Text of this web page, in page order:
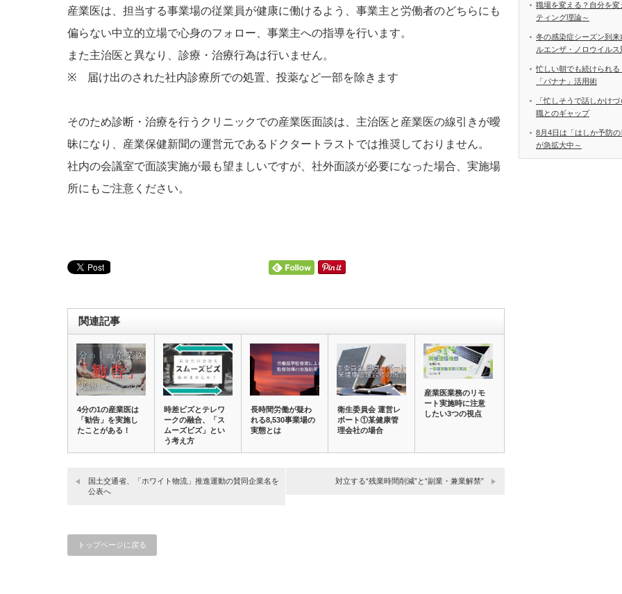
産業医は、担当する事業場の従業員が健康に働けるよう、事業主と労働者のどちらにも
偏らない中立的立場で心身のフォロー、事業主への指導を行います。
また主治医と異なり、診療・治療行為は行いません。
※ 届け出のされた社内診療所での処置、投薬など一部を除きます
そのため診断・治療を行うクリニックでの産業医面談は、主治医と産業医の線引きが曖
昧になり、産業保健新聞の運営元であるドクタートラストでは推奨しておりません。
社内の会議室で面談実施が最も望ましいですが、社外面談が必要になった場合、実施場
所にもご注意ください。
関連記事
4分の1の産業医は
「勧告」を実施し
たことがある！
時差ビズとテレワ
ークの融合、「ス
ムーズビズ」とい
う考え方
長時間労働が疑わ
れる8,530事業場の
実態とは
衛生委員会 運営レ
ポート①某健康管
理会社の場合
産業医業務のリモ
ート実施時に注意
したい3つの視点
国土交通省、「ホワイト物流」推進運動の賛同企業名を
公表へ
対立する“残業時間削減”と“副業・兼業解禁”
トップページに戻る
職場を変える？自分を
ティング理論～
冬の感染症シーズン到
ルエンザ・ノロウイルス
忙しい朝でも続けられ
「バナナ」活用術
「忙しそうで話しかけ
職とのギャップ
8月4日は「はしか予防
が急拡大中～